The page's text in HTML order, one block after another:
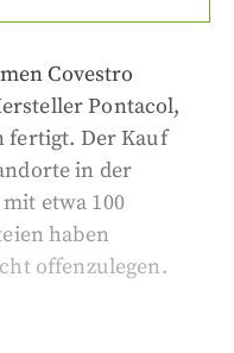
Covestro
Pontacol,
fertigt. Der Kauf
in der
etwa 100
haben
offenzulegen.